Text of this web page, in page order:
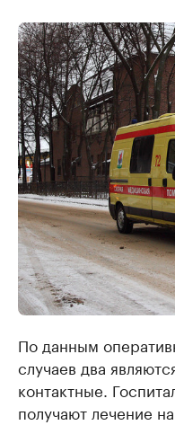
По данным
случаев два
контактные.
получают лечение